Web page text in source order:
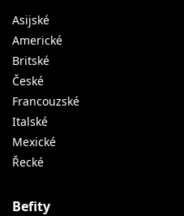
Asijské
Americké
Britské
České
Francouzské
Italské
Mexické
Řecké
Befity